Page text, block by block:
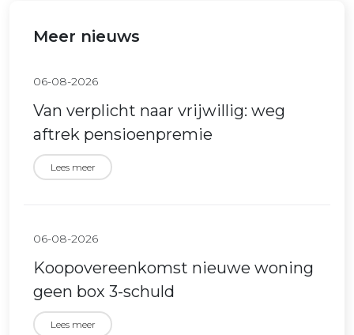
Meer nieuws
06-08-2026
Van verplicht naar vrijwillig: weg
aftrek pensioenpremie
Lees meer
06-08-2026
Koopovereenkomst nieuwe woning
geen box 3-schuld
Lees meer